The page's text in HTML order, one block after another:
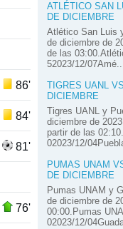
86'
84'
81'
76'
ATLÉTICO SAN
DE DICIEMBRE
Atlético San Luis
de diciembre de
de las
52023/12/
TIGRES UANL
DICIEMBRE
Tigres UANL y
diciembre de
partir de las
02023/12/
PUMAS UNAM
DE DICIEMBRE
Pumas UNAM y
de diciembre de
00:00.Pumas
02023/12/